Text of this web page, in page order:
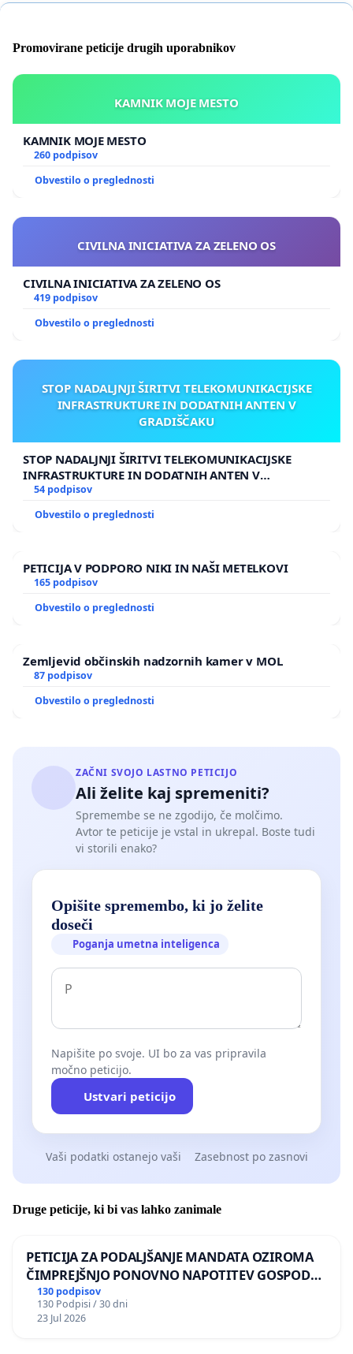
Promovirane peticije drugih uporabnikov
KAMNIK MOJE MESTO
KAMNIK MOJE MESTO
260 podpisov
Obvestilo o preglednosti
CIVILNA INICIATIVA ZA ZELENO OS
CIVILNA INICIATIVA ZA ZELENO OS
419 podpisov
Obvestilo o preglednosti
STOP NADALJNJI ŠIRITVI TELEKOMUNIKACIJSKE
INFRASTRUKTURE IN DODATNIH ANTEN V
GRADIŠČAKU
STOP NADALJNJI ŠIRITVI TELEKOMUNIKACIJSKE
INFRASTRUKTURE IN DODATNIH ANTEN V
GRADIŠČAKU
54 podpisov
Obvestilo o preglednosti
PETICIJA V PODPORO NIKI IN NAŠI METELKOVI
165 podpisov
Obvestilo o preglednosti
Zemljevid občinskih nadzornih kamer v MOL
87 podpisov
Obvestilo o preglednosti
ZAČNI SVOJO LASTNO PETICIJO
Ali želite kaj spremeniti?
Spremembe se ne zgodijo, če molčimo.
Avtor te peticije je vstal in ukrepal. Boste tudi
vi storili enako?
Opišite spremembo, ki jo želite
doseči
Poganja umetna inteligenca
Napišite po svoje. UI bo za vas pripravila
močno peticijo.
Ustvari peticijo
Vaši podatki ostanejo vaši Zasebnost po zasnovi
Druge peticije, ki bi vas lahko zanimale
PETICIJA ZA PODALJŠANJE MANDATA OZIROMA
ČIMPREJŠNJO PONOVNO NAPOTITEV GOSPODA
BERNARDA ŠRAJNERJA NA VELEPOSLANIŠTVO
REPUBLIKE SLOVENIJE V MOSKVI
130 podpisov
130 Podpisi / 30 dni
23 Jul 2026